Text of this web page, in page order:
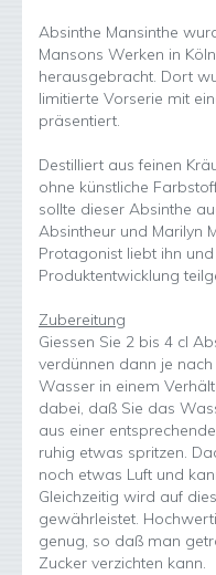
Absinthe Mansinthe
Mansons Werken in
herausgebracht. Dort
limitierte Vorserie mit
präsentiert.
Destilliert aus feinen
ohne künstliche
sollte dieser Absinthe
Absintheur und Marilyn
Protagonist liebt ihn
Produktentwicklung
Zubereitung
Giessen Sie 2 bis 4 cl
verdünnen dann je
Wasser in einem
dabei, daß Sie das
aus einer
ruhig etwas spritzen.
noch etwas Luft und
Gleichzeitig wird auf
gewährleistet.
genug, so daß man
Zucker verzichten kann.